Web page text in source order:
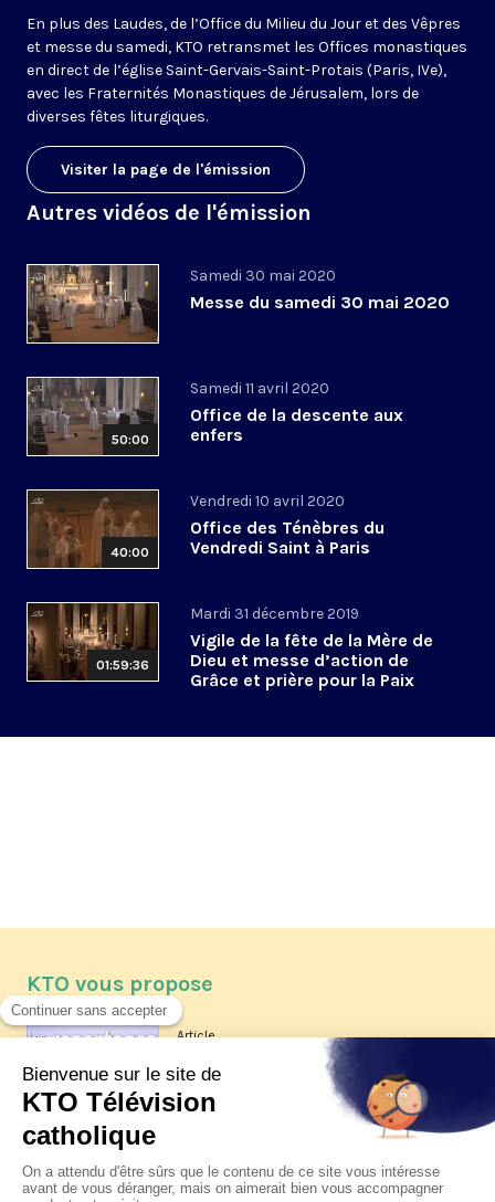
En plus des Laudes, de l’Office du Milieu du Jour et des Vêpres
et messe du samedi, KTO retransmet les Offices monastiques
en direct de l’église Saint-Gervais-Saint-Protais (Paris, IVe),
avec les Fraternités Monastiques de Jérusalem, lors de
diverses fêtes liturgiques.
Visiter la page de l'émission
Autres vidéos de l'émission
Samedi 30 mai 2020
Messe du samedi 30 mai 2020
50:00
Samedi 11 avril 2020
Office de la descente aux
enfers
40:00
Vendredi 10 avril 2020
Office des Ténèbres du
Vendredi Saint à Paris
01:59:36
Mardi 31 décembre 2019
Vigile de la fête de la Mère de
Dieu et messe d’action de
Grâce et prière pour la Paix
KTO vous propose
Article
Les reportages d'été 2026 de KTO
La visite pastorale du pape Léon
XIV à Assise à suivre sur KTO le
jeudi 6 août